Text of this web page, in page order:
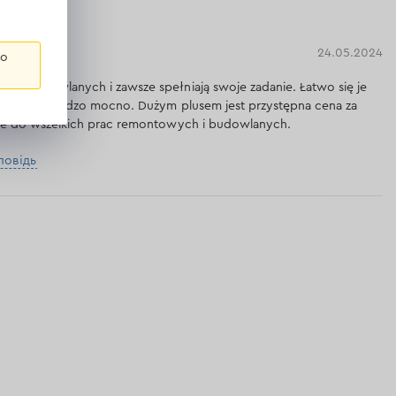
24.05.2024
budowlanych i zawsze spełniają swoje zadanie. Łatwo się je
bardzo mocno. Dużym plusem jest przystępna cena za
do wszelkich prac remontowych i budowlanych.